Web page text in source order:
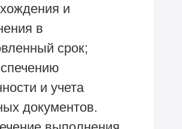
и
в
срок;
и учета
документов.